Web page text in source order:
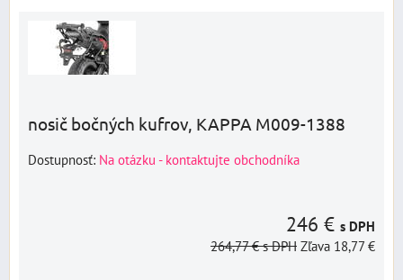
nosič bočných kufrov, KAPPA M009-1388
Dostupnosť: Na otázku - kontaktujte obchodníka
246 € s DPH
264,77 €s DPH Zľava 18,77 €